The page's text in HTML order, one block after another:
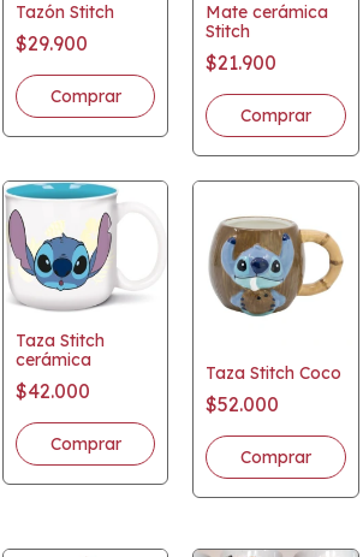
Tazón Stitch
$29.900
Mate cerámica
Stitch
$21.900
Taza Stitch
cerámica
$42.000
Taza Stitch Coco
$52.000